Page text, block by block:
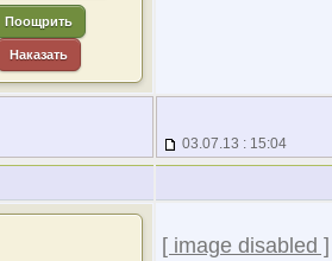
Поощрить
Наказать
03.07.13 : 15:04
[ image disabled ]